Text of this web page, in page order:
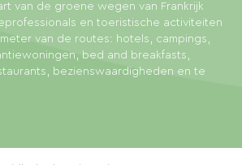
van de groene wegen van Frankrijk
en toeristische activiteiten
van de routes: hotels, campings,
bed and breakfasts,
bezienswaardigheden en te